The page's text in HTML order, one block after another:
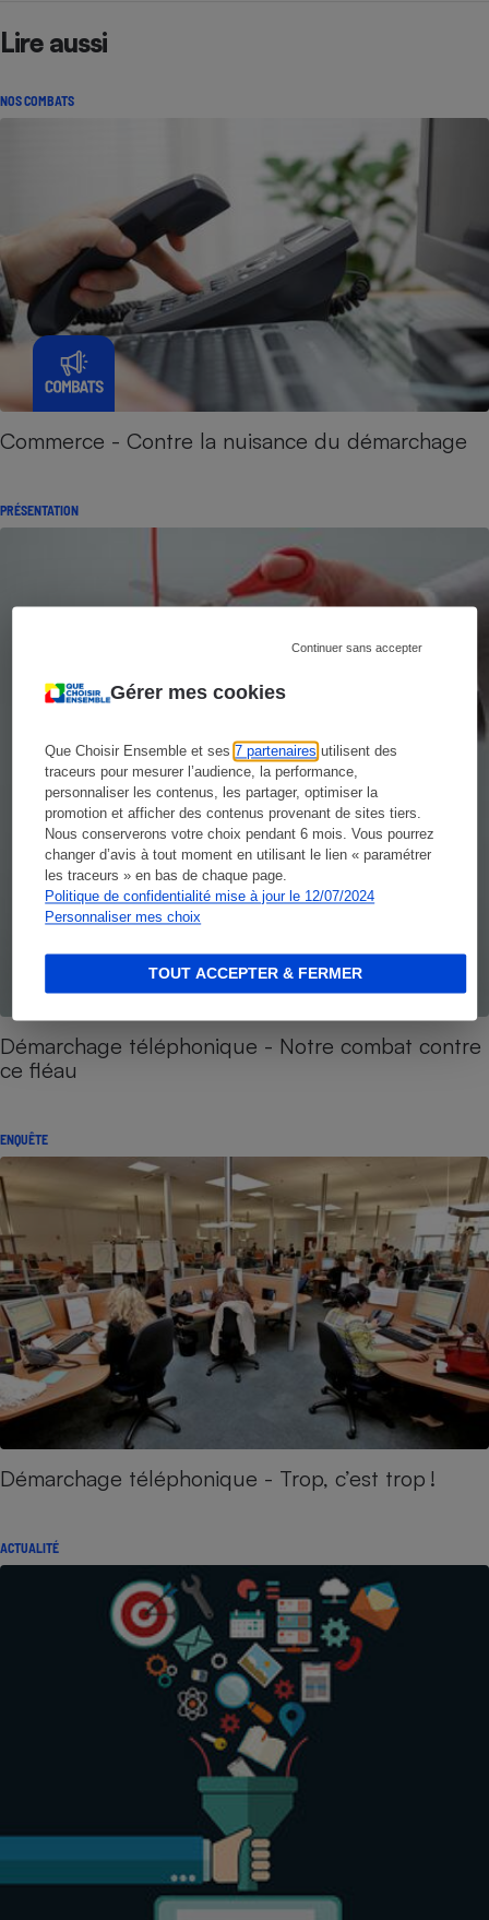
Gérer mes cookies
Que Choisir Ensemble et ses7 partenaires utilisent des
traceurs pour mesurer l’audience, la performance,
personnaliser les contenus, les partager, optimiser la
promotion et afficher des contenus provenant de sites tiers.
Nous conserverons votre choix pendant 6 mois. Vous pourrez
changer d’avis à tout moment en utilisant le lien « paramétrer
les traceurs » en bas de chaque page.
Politique de confidentialité mise à jour le 12/07/2024
Personnaliser mes choix
Continuer sans accepter
TOUT ACCEPTER & FERMER
Lire aussi
NOS COMBATS
Commerce - Contre la nuisance du démarchage
PRÉSENTATION
Démarchage téléphonique - Notre combat contre
ce fléau
ENQUÊTE
Démarchage téléphonique - Trop, c’est trop !
ACTUALITÉ